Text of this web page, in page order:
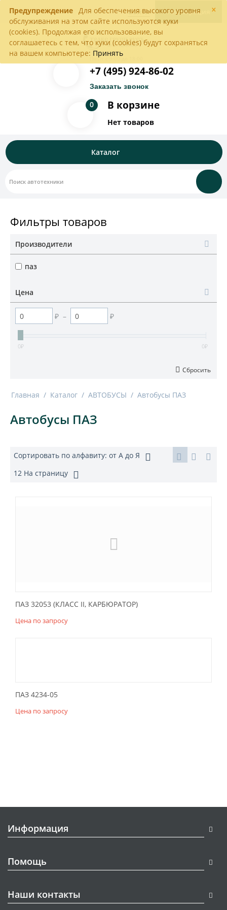
×
Предупреждение Для обеспечения высокого уровня
обслуживания на этом сайте используются куки
(cookies). Продолжая его использование, вы
соглашаетесь с тем, что куки (cookies) будут сохраняться
на вашем компьютере: Принять
Войти Регистрация
Пн-Пт с 9:00 до 18:00
+7 (495) 924-86-02
Заказать звонок
В корзине
0
Нет товаров
Каталог
Фильтры товаров
Производители
паз
Цена
₽ – ₽
0₽ 0₽
Сбросить
Главная / Каталог / АВТОБУСЫ / Автобусы ПАЗ
Автобусы ПАЗ
Сортировать по алфавиту: от А до Я
12 На страницу
ПАЗ 32053 (КЛАСС II, КАРБЮРАТОР)
Цена по запросу
ПАЗ 4234-05
Цена по запросу
Информация
Помощь
Наши контакты